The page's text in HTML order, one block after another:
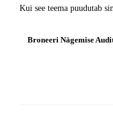
Kui see teema puudutab
Broneeri Nägemise